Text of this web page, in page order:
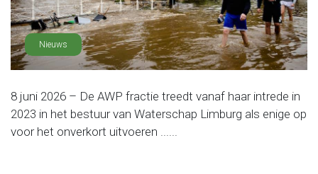
Nieuws
8 juni 2026 – De AWP fractie treedt vanaf haar intrede in
2023 in het bestuur van Waterschap Limburg als enige op
voor het onverkort uitvoeren ......